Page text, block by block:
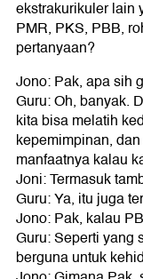
ekstrakurikuler lain
PMR, PKS, PBB,
pertanyaan?
Jono: Pak, apa sih
Guru: Oh, banyak.
kita bisa melatih
kepemimpinan,
manfaatnya kalau
Joni: Termasuk
Guru: Ya, itu juga
Jono: Pak, kalau
Guru: Seperti yang
berguna untuk